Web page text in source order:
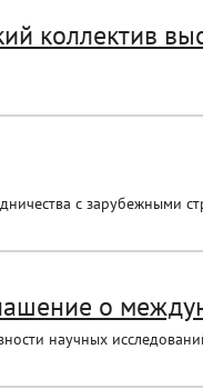
коллектив
с зарубежными
о
научных